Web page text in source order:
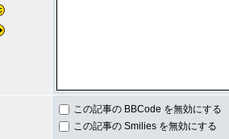
この記事の BBCode を無効にする
この記事の Smilies を無効にする